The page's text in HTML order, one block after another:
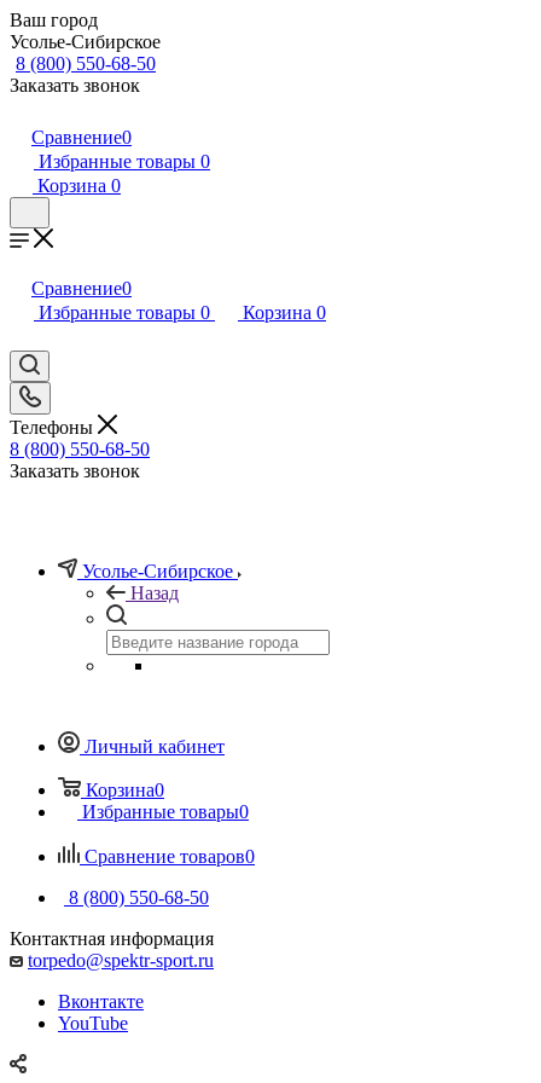
Ваш город
Усолье-Сибирское
8 (800) 550-68-50
Заказать звонок
Сравнение0
Избранные товары 0
Корзина 0
Сравнение0
Избранные товары 0 Корзина 0
Телефоны
8 (800) 550-68-50
Заказать звонок
Усолье-Сибирское
Назад
Личный кабинет
Корзина0
Избранные товары0
Сравнение товаров0
8 (800) 550-68-50
Контактная информация
torpedo@spektr-sport.ru
Вконтакте
YouTube